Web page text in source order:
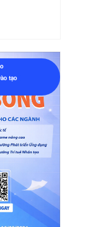
tạo